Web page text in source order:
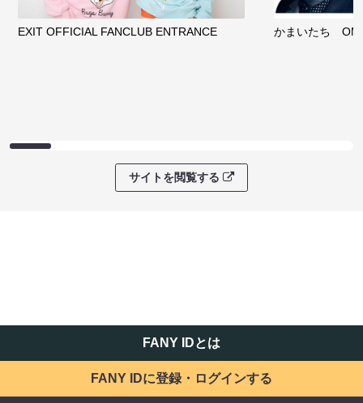
EXIT OFFICIAL FANCLUB ENTRANCE かまいたち
サイトを閲覧する
FANY IDとは
FANY IDに登録・ログインする